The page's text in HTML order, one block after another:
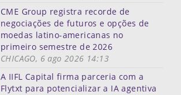
CME Group registra recorde de
negociações de futuros e opções de
moedas latino-americanas no
primeiro semestre de 2026
CHICAGO, 6 ago 2026 14:13
A IIFL Capital firma parceria com a
Flytxt para potencializar a IA agentiva